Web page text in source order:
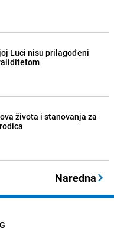
Luci nisu prilagođeni
života i stanovanja za
Naredna